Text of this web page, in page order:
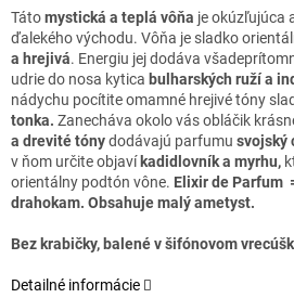
Tátomystická a teplá vôňa je okúzľujúca
ďalekého východu. Vôňa je sladko
a hrejivá. Energiu jej dodáva
udrie do nosa kytica bulharských ruží a
nádychu pocítite omamné hrejivé tóny
tonka. Zanecháva okolo vás obláčik
a drevité tónydodávajú parfumu svojský
v ňom určite objaví kadidlovník a myrhu,
orientálny podtón vône. Elixir de Parfum
drahokam. Obsahuje malý ametyst.
Bez krabičky, balené v šifónovom
Detailné informácie